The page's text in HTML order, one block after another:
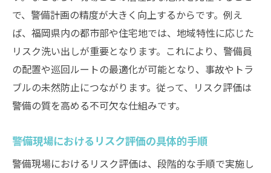
警備業務の効率化を支える現場調査の具体
策
で、警備計画の精度が大きく向上するからです。例え
ば、福岡県内の都市部や住宅地では、地域特性に応じた
リスク洗い出しが重要となります。これにより、警備員
の配置や巡回ルートの最適化が可能となり、事故やトラ
ブルの未然防止につながります。従って、リスク評価は
警備の質を高める不可欠な仕組みです。
警備現場におけるリスク評価の具体的手順
警備現場におけるリスク評価は、段階的な手順で実施し